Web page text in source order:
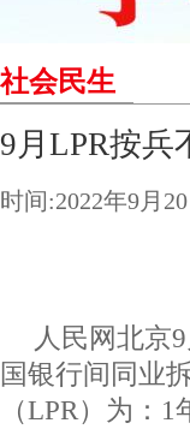
社会民生
9月LPR按兵
时间:2022年9月20
人民网北京
国银行间同业
（LPR）为：